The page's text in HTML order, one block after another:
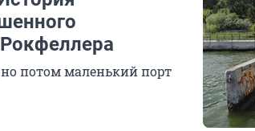
потом маленький порт